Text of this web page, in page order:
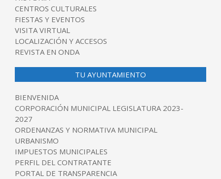
CENTROS CULTURALES
FIESTAS Y EVENTOS
VISITA VIRTUAL
LOCALIZACIÓN Y ACCESOS
REVISTA EN ONDA
TU AYUNTAMIENTO
BIENVENIDA
CORPORACIÓN MUNICIPAL LEGISLATURA 2023-
2027
ORDENANZAS Y NORMATIVA MUNICIPAL
URBANISMO
IMPUESTOS MUNICIPALES
PERFIL DEL CONTRATANTE
PORTAL DE TRANSPARENCIA